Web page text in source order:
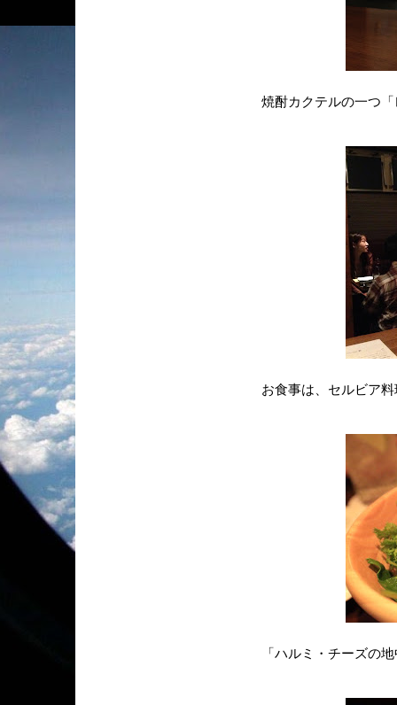
焼酎カクテルの一つ
お食事は、セルビア
「ハルミ・チーズの